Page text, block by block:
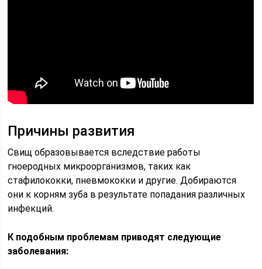
Причины развития
Свищ образовывается вследствие работы
гноеродных микроорганизмов, таких как
стафилококки, пневмококки и другие. Добираются
они к корням зуба в результате попадания различных
инфекций.
К подобным проблемам приводят следующие
заболевания: